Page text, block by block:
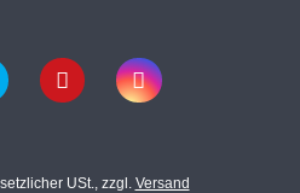
USt., zzgl. Versand